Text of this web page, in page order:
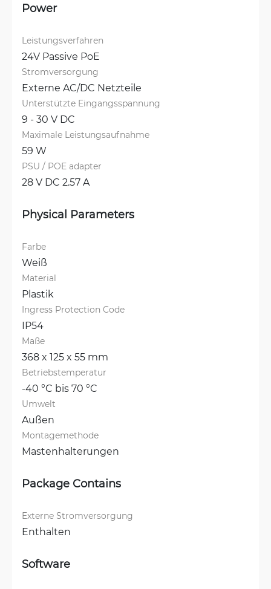
Power
Leistungsverfahren
24V Passive PoE
Stromversorgung
Externe AC/DC Netzteile
Unterstützte Eingangsspannung
9 - 30 V DC
Maximale Leistungsaufnahme
59 W
PSU / POE adapter
28 V DC 2.57 A
Physical Parameters
Farbe
Weiß
Material
Plastik
Ingress Protection Code
IP54
Maße
368 x 125 x 55 mm
Betriebstemperatur
-40 °C bis 70 °C
Umwelt
Außen
Montagemethode
Mastenhalterungen
Package Contains
Externe Stromversorgung
Enthalten
Software